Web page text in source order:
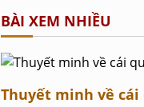
BÀI XEM NHIỀU
Thuyết minh về cái